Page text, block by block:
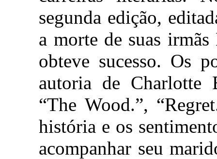
segunda edição,
a morte de suas
obteve sucesso. Os
autoria de Charlotte
“The Wood.”,
história e os
acompanhar seu